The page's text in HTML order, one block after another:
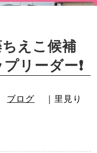
えこ候補
リーダー❗️
ブログ
｜里見り